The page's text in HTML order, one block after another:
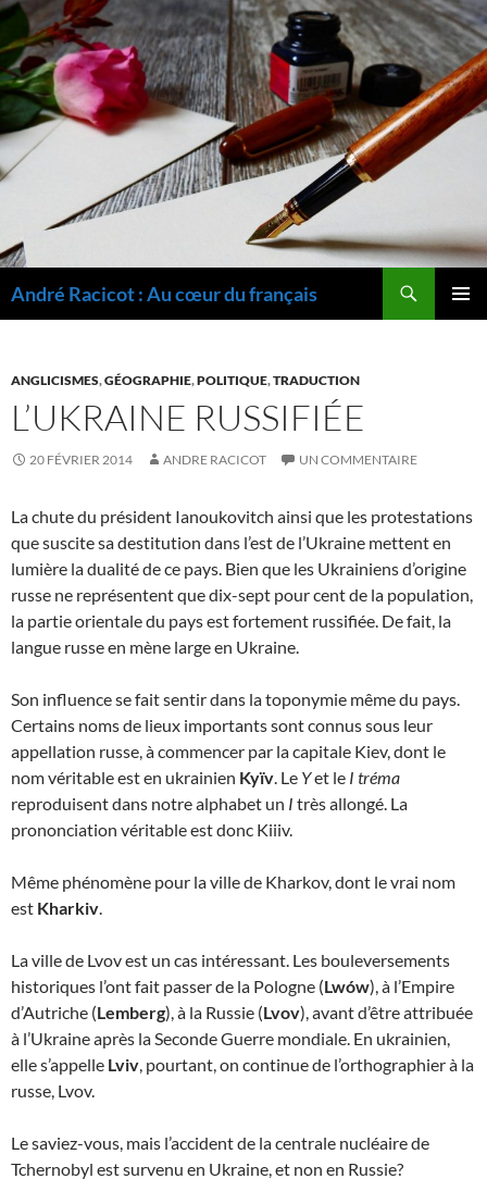
André Racicot : Au cœur du français
ANGLICISMES,GÉOGRAPHIE,POLITIQUE,TRADUCTION
L’UKRAINE RUSSIFIÉE
20 FÉVRIER 2014 ANDRE RACICOT UN COMMENTAIRE
La chute du président Ianoukovitch ainsi que les protestations
que suscite sa destitution dans l’est de l’Ukraine mettent en
lumière la dualité de ce pays. Bien que les Ukrainiens d’origine
russe ne représentent que dix-sept pour cent de la population,
la partie orientale du pays est fortement russifiée. De fait, la
langue russe en mène large en Ukraine.
Son influence se fait sentir dans la toponymie même du pays.
Certains noms de lieux importants sont connus sous leur
appellation russe, à commencer par la capitale Kiev, dont le
nom véritable est en ukrainien Kyïv. Le Yet le I tréma
reproduisent dans notre alphabet un I très allongé. La
prononciation véritable est donc Kiiiv.
Même phénomène pour la ville de Kharkov, dont le vrai nom
est Kharkiv.
La ville de Lvov est un cas intéressant. Les bouleversements
historiques l’ont fait passer de la Pologne (Lwów), à l’Empire
d’Autriche (Lemberg), à la Russie (Lvov), avant d’être attribuée
à l’Ukraine après la Seconde Guerre mondiale. En ukrainien,
elle s’appelle Lviv, pourtant, on continue de l’orthographier à la
russe, Lvov.
Le saviez-vous, mais l’accident de la centrale nucléaire de
Tchernobyl est survenu en Ukraine, et non en Russie?